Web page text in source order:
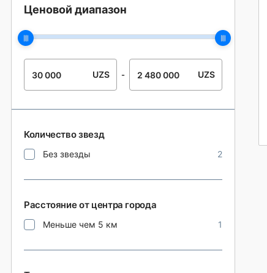
Ценовой диапазон
UZS - UZS
Количество звезд
Без звезды 2
Расстояние от центра города
Меньше чем 5 км 1